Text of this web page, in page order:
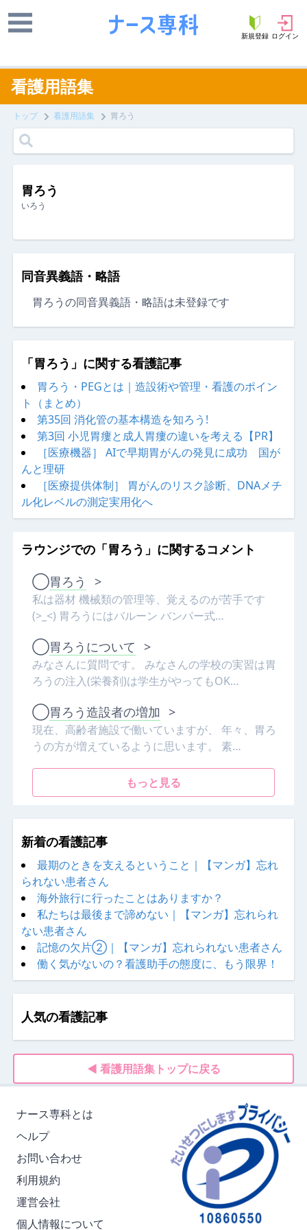
新規登録 ログイン
看護用語集
トップ 看護用語集 胃ろう
胃ろう
いろう
同音異義語・略語
胃ろうの同音異義語・略語は未登録です
「胃ろう」に関する看護記事
胃ろう・PEGとは｜造設術や管理・看護のポイン
ト（まとめ）
第35回 消化管の基本構造を知ろう!
第3回 小児胃瘻と成人胃瘻の違いを考える【PR】
［医療機器］ AIで早期胃がんの発見に成功 国が
んと理研
［医療提供体制］ 胃がんのリスク診断、DNAメチ
ル化レベルの測定実用化へ
ラウンジでの「胃ろう」に関するコメント
◯胃ろう >
私は器材 機械類の管理等、覚えるのが苦手です
(>_<) 胃ろうにはバルーン バンパー式…
◯胃ろうについて >
みなさんに質問です。 みなさんの学校の実習は胃
ろうの注入(栄養剤)は学生がやってもOK…
◯胃ろう造設者の増加 >
現在、高齢者施設で働いていますが、 年々、胃ろ
うの方が増えているように思います。 素…
もっと見る
新着の看護記事
最期のときを支えるということ｜【マンガ】忘れ
られない患者さん
海外旅行に行ったことはありますか？
私たちは最後まで諦めない｜【マンガ】忘れられ
ない患者さん
記憶の欠片②｜【マンガ】忘れられない患者さん
働く気がないの？看護助手の態度に、もう限界！
人気の看護記事
◀ 看護用語集トップに戻る
ナース専科とは
ヘルプ
お問い合わせ
利用規約
運営会社
個人情報について